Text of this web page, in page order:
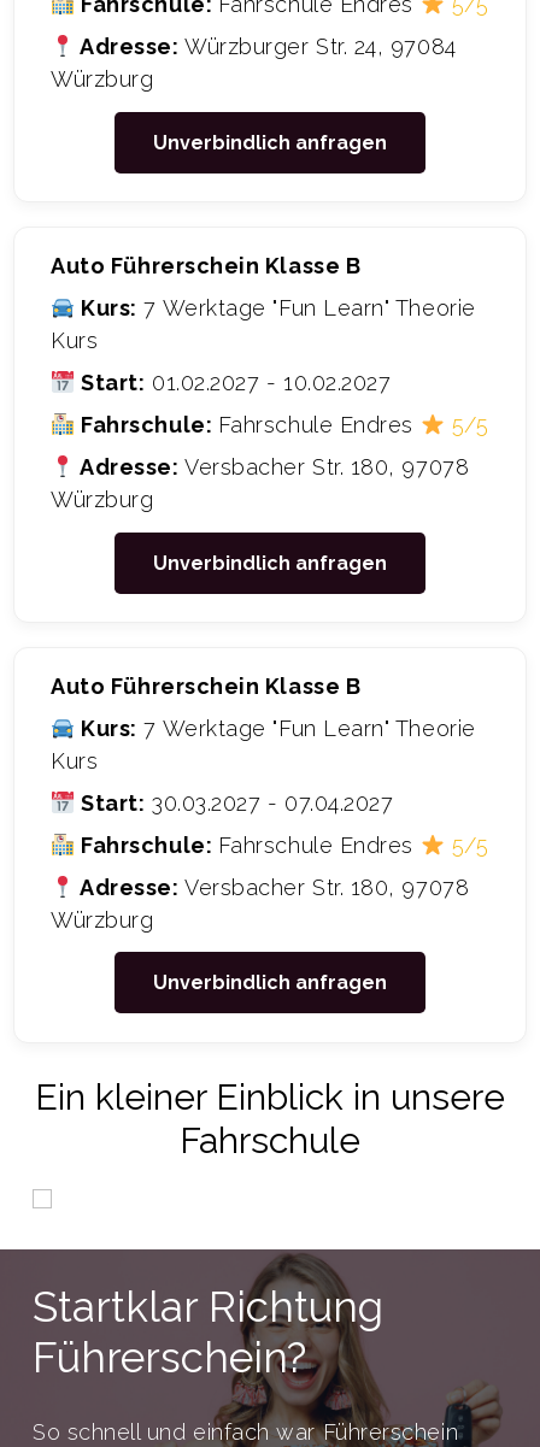
Adresse:Würzburger Str. 24, 97084
Würzburg
Unverbindlich anfragen
Auto Führerschein Klasse B
Kurs: 7 Werktage "Fun Learn" Theorie
Kurs
Start: 01.02.2027 - 10.02.2027
Fahrschule: Fahrschule Endres
5/5
Adresse:Versbacher Str. 180, 97078
Würzburg
Unverbindlich anfragen
Auto Führerschein Klasse B
Kurs: 7 Werktage "Fun Learn" Theorie
Kurs
Start: 30.03.2027 - 07.04.2027
Fahrschule: Fahrschule Endres
5/5
Adresse:Versbacher Str. 180, 97078
Würzburg
Unverbindlich anfragen
Ein kleiner Einblick in unsere
Fahrschule
Startklar Richtung
Führerschein?
So schnell und einfach war Führerschein